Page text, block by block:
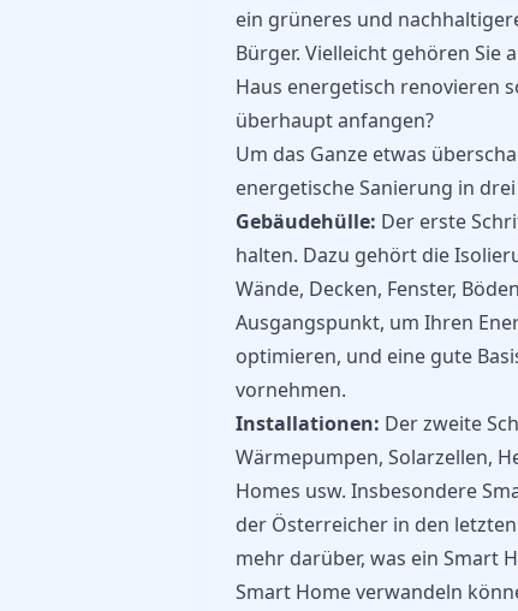
ein grüneres und
Bürger. Vielleicht gehören Sie
Haus energetisch renovieren
überhaupt anfangen?
Um das Ganze etwas
energetische Sanierung in
Gebäudehülle: Der erste
halten. Dazu gehört die
Wände, Decken, Fenster,
Ausgangspunkt, um Ihren
optimieren, und eine gute
vornehmen.
Installationen: Der zweite
Wärmepumpen, Solarzellen,
Homes usw. Insbesondere
der Österreicher in den
mehr darüber, was ein Smart
Smart Home verwandeln